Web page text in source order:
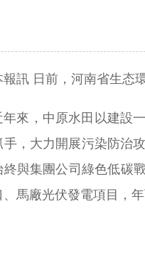
報訊 日前，河南省生态
年來，中原水田以建設
手，大力開展污染防治
終與集團公司綠色低碳
、馬廠光伏發電項目，